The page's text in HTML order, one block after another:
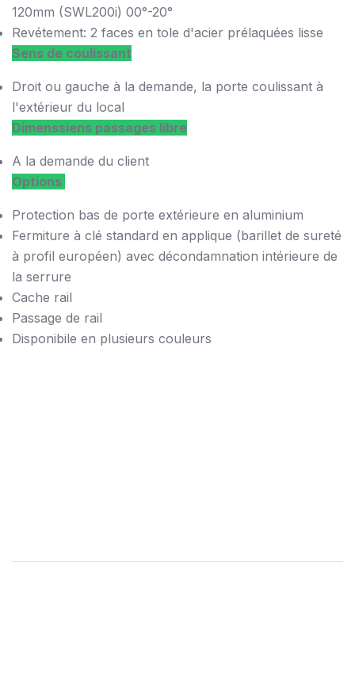
120mm (SWL200i) 00°-20°
Revétement: 2 faces en tole d'acier prélaquées lisse
Sens de coulissant
Droit ou gauche à la demande, la porte coulissant à
l'extérieur du local
Dimenssiens passages libre
A la demande du client
Options
Protection bas de porte extérieure en aluminium
Fermiture à clé standard en applique (barillet de sureté
à profil européen) avec décondamnation intérieure de
la serrure
Cache rail
Passage de rail
Disponibile en plusieurs couleurs